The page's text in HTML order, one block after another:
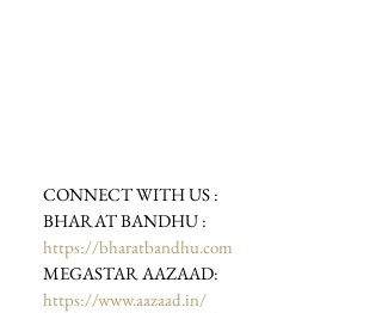
CONNECT WITH US :
BHARAT BANDHU :
https://bharatbandhu.com
MEGASTAR AAZAAD:
https://www.aazaad.in/